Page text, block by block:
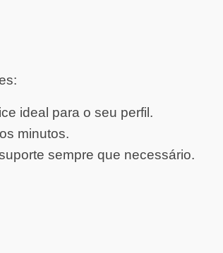
ideal para o seu perfil.
minutos.
sempre que necessário.